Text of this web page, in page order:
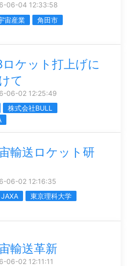
06-04 12:33:58
宙産業
角田市
ロケット打上げに
て
06-02 12:25:49
株式会社BULL
輸送ロケット研
06-02 12:16:35
JAXA
東京理科大学
輸送革新
06-02 12:11:11